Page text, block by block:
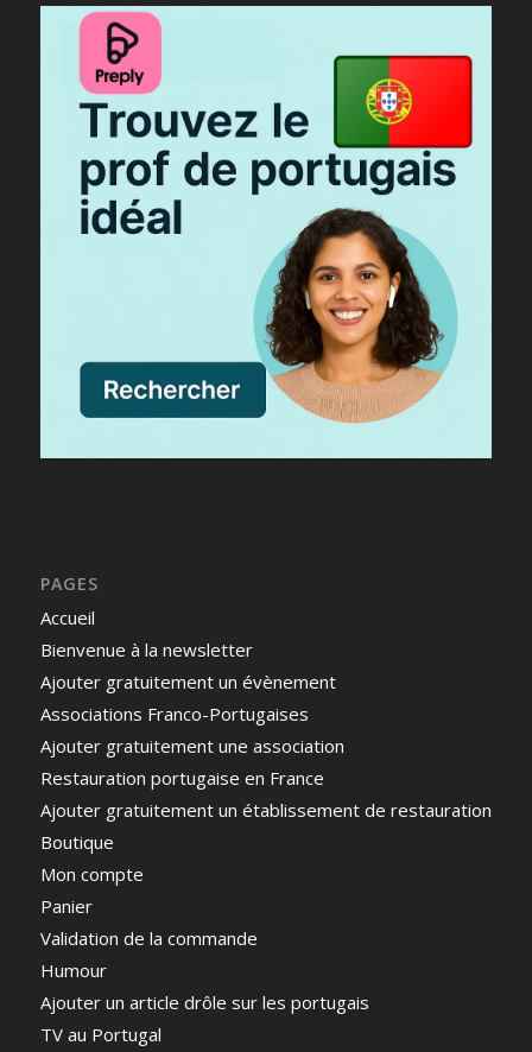
PAGES
Accueil
Bienvenue à la newsletter
Ajouter gratuitement un évènement
Associations Franco-Portugaises
Ajouter gratuitement une association
Restauration portugaise en France
Ajouter gratuitement un établissement de restauration
Boutique
Mon compte
Panier
Validation de la commande
Humour
Ajouter un article drôle sur les portugais
TV au Portugal